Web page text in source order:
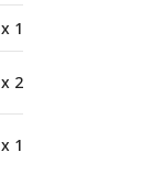
x 1
x 2
x 1